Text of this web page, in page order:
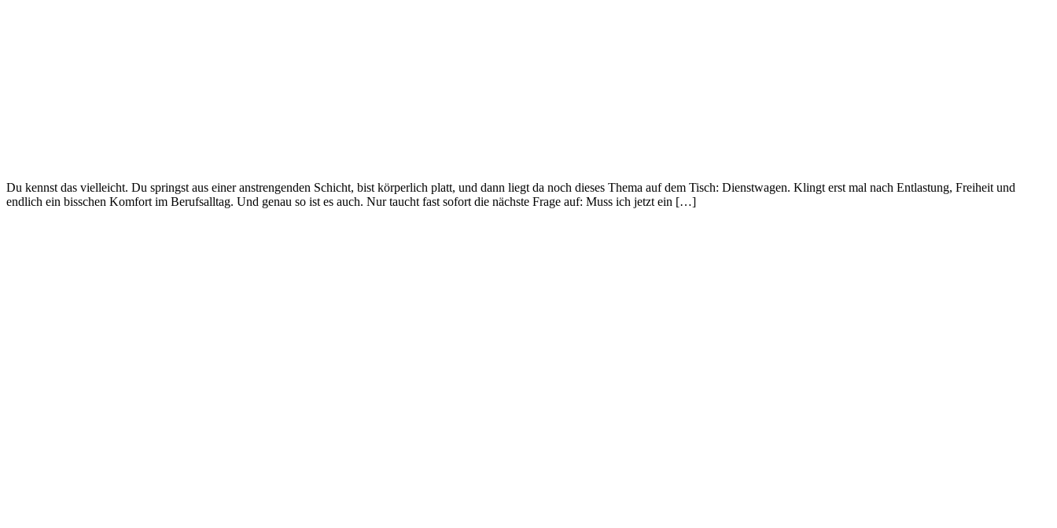
Du kennst das vielleicht. Du springst aus einer anstrengenden Schicht, bist körperlich platt, und dann liegt da noch dieses Thema auf dem Tisch: Dienstwagen. Klingt erst mal nach Entlastung, Freiheit und
endlich ein bisschen Komfort im Berufsalltag. Und genau so ist es auch. Nur taucht fast sofort die nächste Frage auf: Muss ich jetzt ein […]